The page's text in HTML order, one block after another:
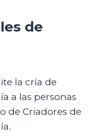
de
la cría de
a las personas
de Criadores de